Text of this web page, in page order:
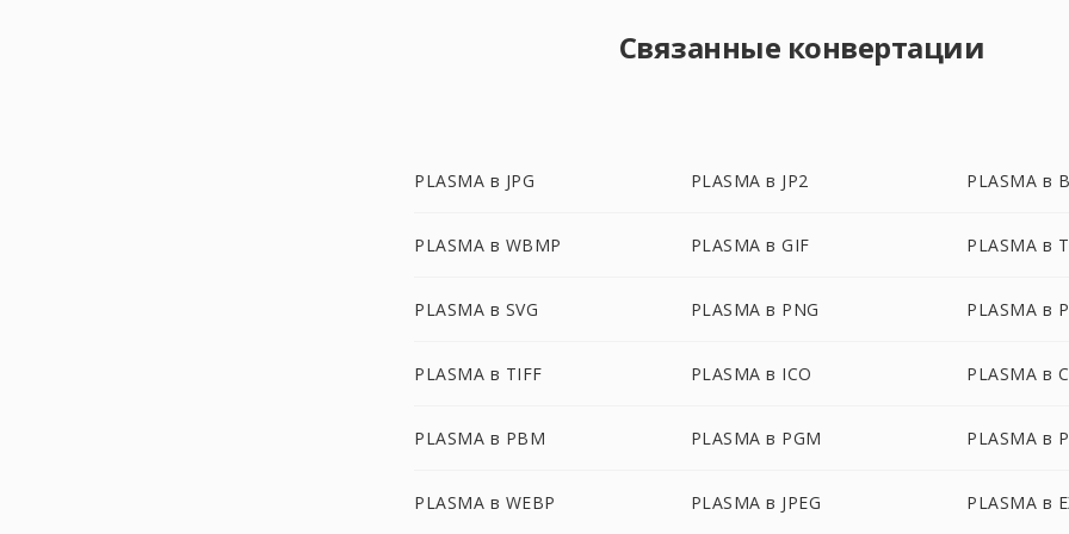
Связанные конвертации
PLASMA в JPG PLASMA в JP2 PLASMA в
PLASMA в WBMP PLASMA в GIF PLASMA в
PLASMA в SVG PLASMA в PNG PLASMA в
PLASMA в TIFF PLASMA в ICO PLASMA в
PLASMA в PBM PLASMA в PGM PLASMA в
PLASMA в WEBP PLASMA в JPEG PLASMA в